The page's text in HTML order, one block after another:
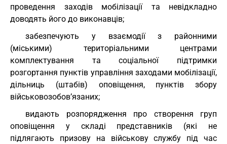
проведення заходів мобілізації та невідкладно
доводять його до виконавців;
забезпечують у взаємодії з районними
(міськими) територіальними центрами
комплектування та соціальної підтримки
розгортання пунктів управління заходами мобілізації,
дільниць (штабів) оповіщення, пунктів збору
військовозобов’язаних;
видають розпорядження про створення груп
оповіщення у складі представників (які не
підлягають призову на військову службу під час